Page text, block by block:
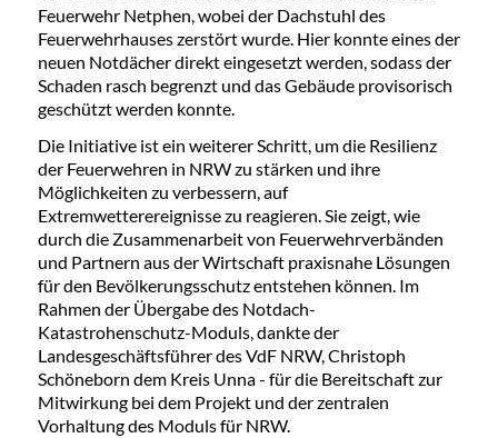
Feuerwehr Netphen, wobei der Dachstuhl des
Feuerwehrhauses zerstört wurde. Hier konnte eines der
neuen Notdächer direkt eingesetzt werden, sodass der
Schaden rasch begrenzt und das Gebäude provisorisch
geschützt werden konnte.
Die Initiative ist ein weiterer Schritt, um die Resilienz
der Feuerwehren in NRW zu stärken und ihre
Möglichkeiten zu verbessern, auf
Extremwetterereignisse zu reagieren. Sie zeigt, wie
durch die Zusammenarbeit von Feuerwehrverbänden
und Partnern aus der Wirtschaft praxisnahe Lösungen
für den Bevölkerungsschutz entstehen können. Im
Rahmen der Übergabe des Notdach-
Katastrohenschutz-Moduls, dankte der
Landesgeschäftsführer des VdF NRW, Christoph
Schöneborn dem Kreis Unna - für die Bereitschaft zur
Mitwirkung bei dem Projekt und der zentralen
Vorhaltung des Moduls für NRW.